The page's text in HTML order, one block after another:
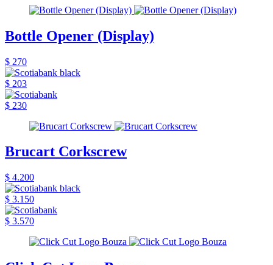
Bottle Opener (Display)
$ 270
$ 203
$ 230
Brucart Corkscrew
$ 4.200
$ 3.150
$ 3.570